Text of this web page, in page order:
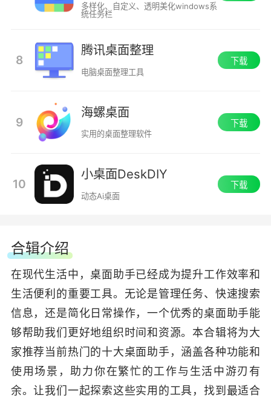
多样化、自定义、透明美化windows系
统任务栏
8
腾讯桌面整理
电脑桌面整理工具
下载
9
海螺桌面
实用的桌面整理软件
下载
10
小桌面DeskDIY
动态Ai桌面
下载
合辑介绍
在现代生活中，桌面助手已经成为提升工作效率和
生活便利的重要工具。无论是管理任务、快速搜索
信息，还是简化日常操作，一个优秀的桌面助手能
够帮助我们更好地组织时间和资源。本合辑将为大
家推荐当前热门的十大桌面助手，涵盖各种功能和
使用场景，助力你在繁忙的工作与生活中游刃有
余。让我们一起探索这些实用的工具，找到最适合